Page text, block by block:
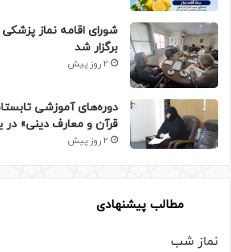
شورای اقامه نماز
برگزار شد
2 روز پیش
دوره‌های آموزشی
قرآن و معارف دینی» در
2 روز پیش
مطالب پیشنهادی
نماز شب